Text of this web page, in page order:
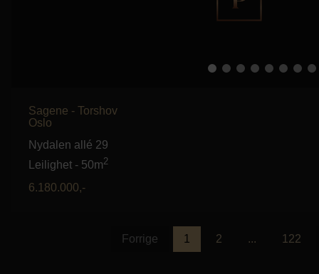
Sagene - Torshov
Oslo
Nydalen allé 29
Leilighet - 50m2
6.180.000,-
Forrige 1 2 ... 122